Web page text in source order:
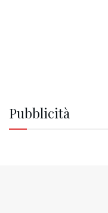
Pubblicità